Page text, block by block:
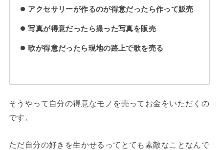
アクセサリーが作るのが得意だったら作って販売
写真が得意だったら撮った写真を販売
歌が得意だったら現地の路上で歌を売る
そうやって自分の得意なモノを売ってお金をいただくの
です。
ただ自分の好きを生かせるってとても素敵なことなんで